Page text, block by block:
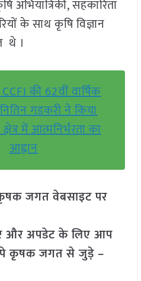
अभियांत्रिकी, सहकारिता
के साथ कृषि विज्ञान
थे ।
की 62वीं वार्षिक
गडकरी ने किया
में आत्मनिर्भरता का
आह्वान
जगत वेबसाइट पर
और अपडेट के लिए आप
पे कृषक जगत से जुड़े –